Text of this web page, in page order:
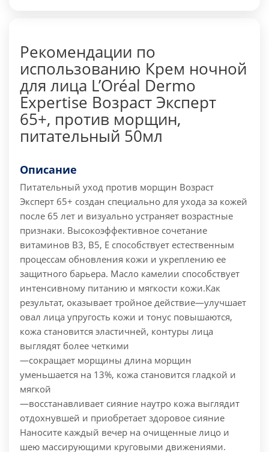
Рекомендации по
использованию Крем ночной
для лица L’Oréal Dermo
Expertise Возраст Эксперт
65+, против морщин,
питательный 50мл
Описание
Питательный уход против морщин Возраст
Эксперт 65+ создан специально для ухода за кожей
после 65 лет и визуально устраняет возрастные
признаки. Высокоэффективное сочетание
витаминов B3, B5, E способствует естественным
процессам обновления кожи и укреплению ее
защитного барьера. Масло камелии способствует
интенсивному питанию и мягкости кожи.Как
результат, оказывает тройное действие—улучшает
овал лица упругость кожи и тонус повышаются,
кожа становится эластичней, контуры лица
выглядят более четкими
—сокращает морщины длина морщин
уменьшается на 13%, кожа становится гладкой и
мягкой
—восстанавливает сияние наутро кожа выглядит
отдохнувшей и приобретает здоровое сияние
Наносите каждый вечер на очищенные лицо и
шею массирующими круговыми движениями.